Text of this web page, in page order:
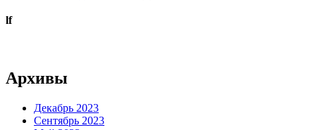
lf
Архивы
Декабрь 2023
Сентябрь 2023